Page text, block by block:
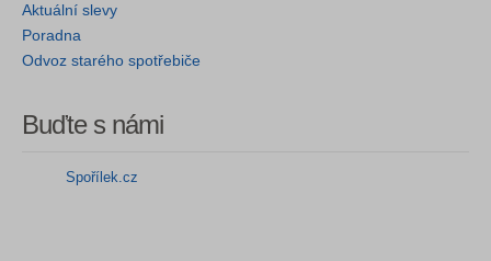
Aktuální slevy
Poradna
Odvoz starého spotřebiče
Buďte s námi
Spořílek.cz